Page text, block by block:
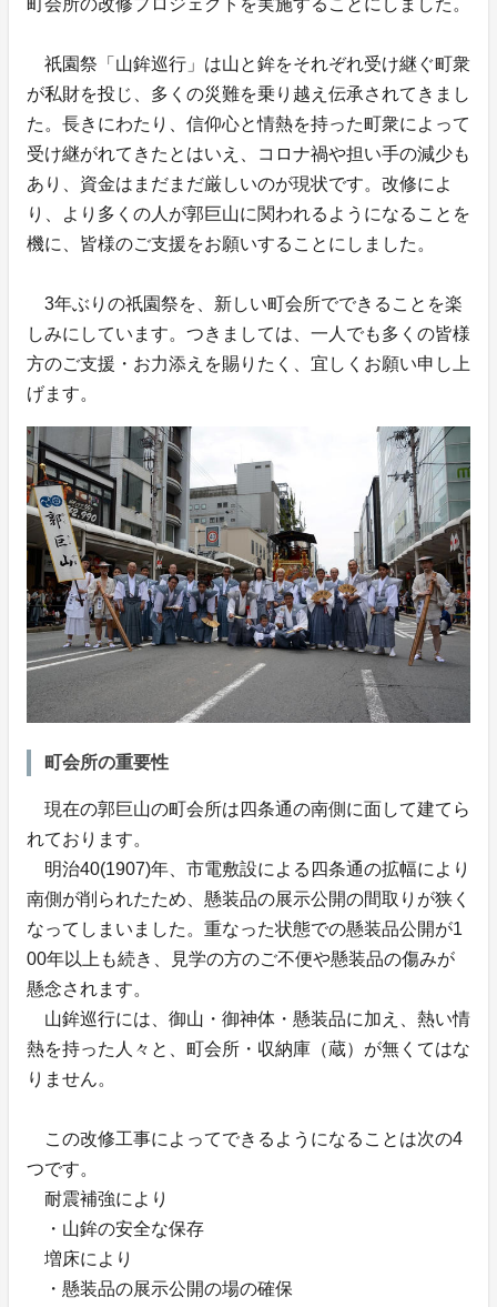
町会所の改修プロジェクトを実施することにしました。
祇園祭「山鉾巡行」は山と鉾をそれぞれ受け継ぐ町衆
が私財を投じ、多くの災難を乗り越え伝承されてきまし
た。長きにわたり、信仰心と情熱を持った町衆によって
受け継がれてきたとはいえ、コロナ禍や担い手の減少も
あり、資金はまだまだ厳しいのが現状です。改修によ
り、より多くの人が郭巨山に関われるようになることを
機に、皆様のご支援をお願いすることにしました。
3年ぶりの祇園祭を、新しい町会所でできることを楽
しみにしています。つきましては、一人でも多くの皆様
方のご支援・お力添えを賜りたく、宜しくお願い申し上
げます。
町会所の重要性
現在の郭巨山の町会所は四条通の南側に面して建てら
れております。
明治40(1907)年、市電敷設による四条通の拡幅により
南側が削られたため、懸装品の展示公開の間取りが狭く
なってしまいました。重なった状態での懸装品公開が1
00年以上も続き、見学の方のご不便や懸装品の傷みが
懸念されます。
山鉾巡行には、御山・御神体・懸装品に加え、熱い情
熱を持った人々と、町会所・収納庫（蔵）が無くてはな
りません。
この改修工事によってできるようになることは次の4
つです。
耐震補強により
・山鉾の安全な保存
増床により
・懸装品の展示公開の場の確保